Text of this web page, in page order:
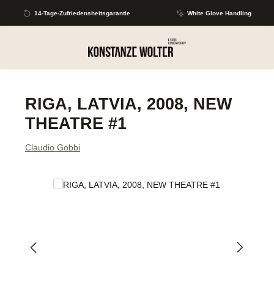
Zum Hauptinhalt springen
14-Tage-Zufriedensheitsgarantie White Glove Handling
RIGA, LATVIA, 2008, NEW
THEATRE #1
Claudio Gobbi
Bildergalerie überspringen